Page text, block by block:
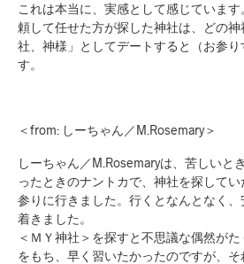
これは本当に、実感として感じていま
頼して任せた方が探した神社は、どの
社、神様」としてデートすると（お参り
す。
＜from: しーちゃん／M.Rosemary＞
しーちゃん／M.Rosemaryは、苦しいと
ったときのナントカで、神社を探して
参りに行きました。行くとなんとなく
着きました。
＜ＭＹ神社＞を探すと不思議な偶然が
をもち、早く習いたかったのですが、